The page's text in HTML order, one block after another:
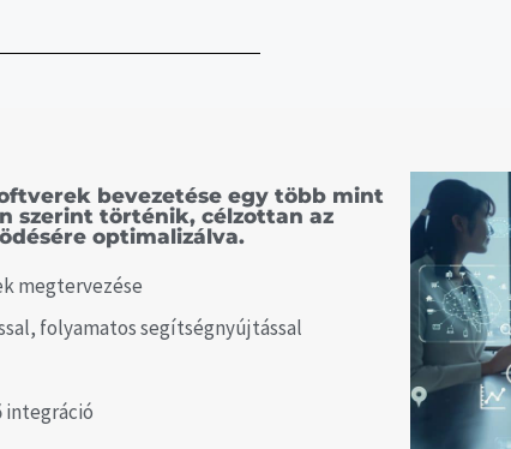
bevezetése egy több mint
szerint történik, célzottan az
optimalizálva.
megtervezése
folyamatos segítségnyújtással
integráció